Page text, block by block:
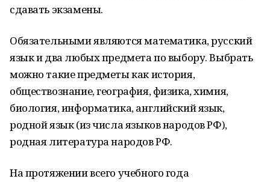
сдавать экзамены.
Обязательными являются математика, русский
язык и два любых предмета по выбору. Выбрать
можно такие предметы как история,
обществознание, география, физика, химия,
биология, информатика, английский язык,
родной язык (из числа языков народов РФ),
родная литература народов РФ.
На протяжении всего учебного года